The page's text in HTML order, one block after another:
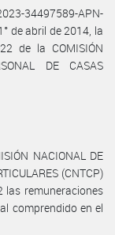
34497589-APN-
de abril de 2014, la
de la COMISIÓN
DE CASAS
NACIONAL DE
(CNTCP)
las remuneraciones
comprendido en el